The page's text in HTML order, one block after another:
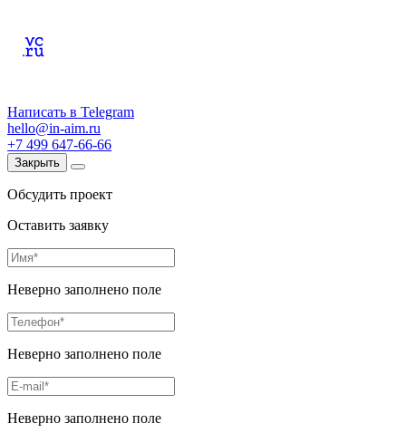
Написать в Telegram
hello@in-aim.ru
+7 499 647-66-66
Закрыть
Обсудить проект
Оставить заявку
Неверно заполнено поле
Неверно заполнено поле
Неверно заполнено поле